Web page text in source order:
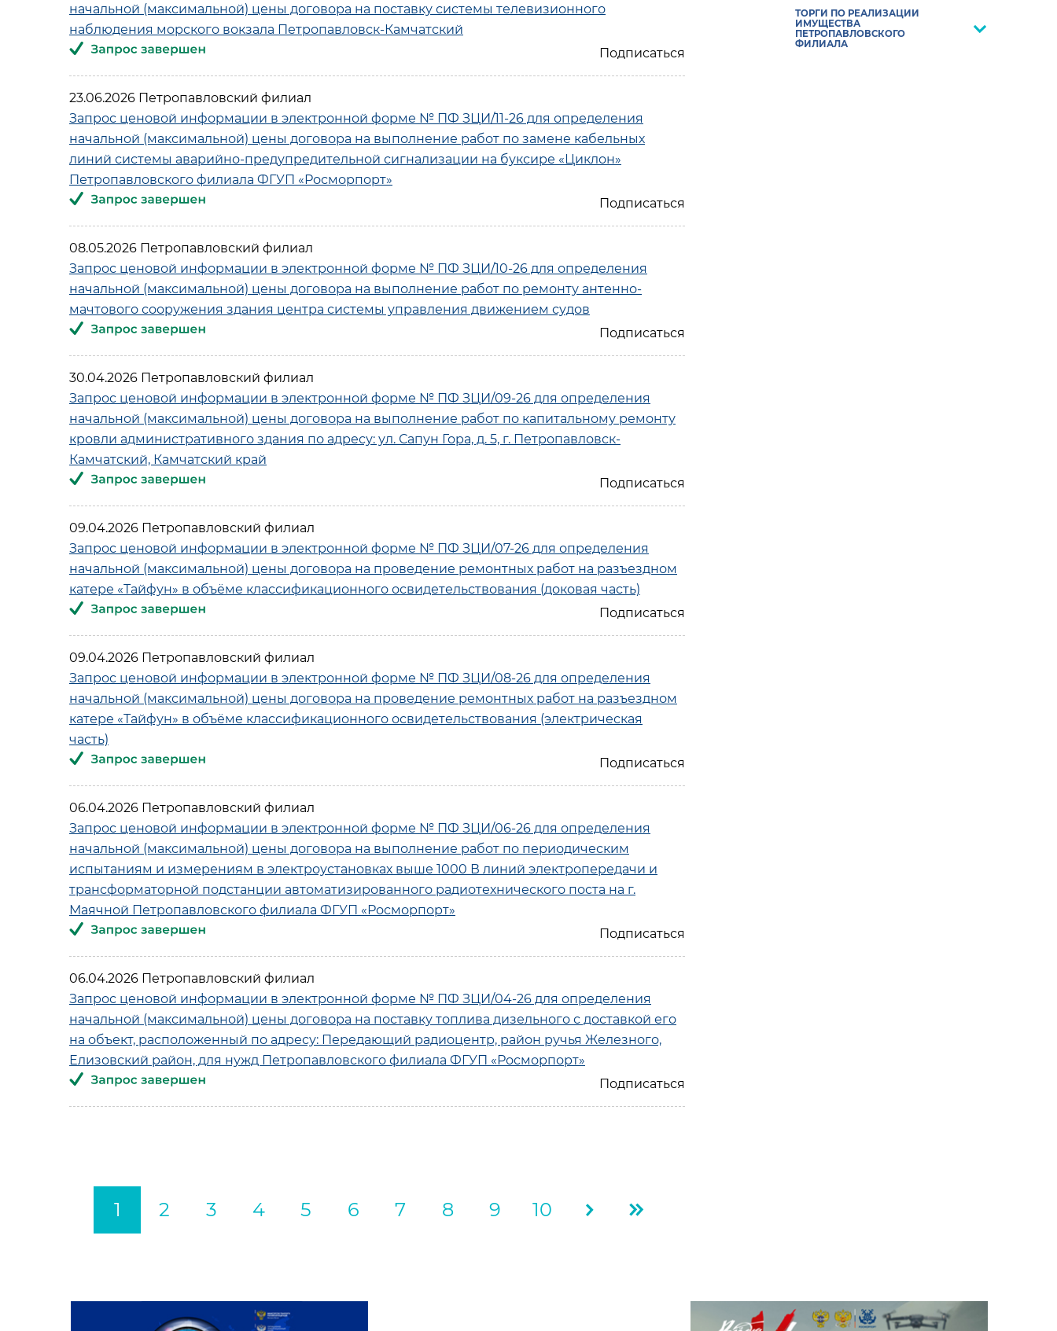
начальной (максимальной) цены договора на поставку системы телевизионного
наблюдения морского вокзала Петропавловск-Камчатский
23.06.2026 Петропавловский филиал
Запрос ценовой информации в электронной форме № ПФ ЗЦИ/11-26 для определения
начальной (максимальной) цены договора на выполнение работ по замене кабельных
линий системы аварийно-предупредительной сигнализации на буксире «Циклон»
Петропавловского филиала ФГУП «Росморпорт»
08.05.2026 Петропавловский филиал
Запрос ценовой информации в электронной форме № ПФ ЗЦИ/10-26 для определения
начальной (максимальной) цены договора на выполнение работ по ремонту антенно-
мачтового сооружения здания центра системы управления движением судов
30.04.2026 Петропавловский филиал
Запрос ценовой информации в электронной форме № ПФ ЗЦИ/09-26 для определения
начальной (максимальной) цены договора на выполнение работ по капитальному ремонту
кровли административного здания по адресу: ул. Сапун Гора, д. 5, г. Петропавловск-
Камчатский, Камчатский край
09.04.2026 Петропавловский филиал
Запрос ценовой информации в электронной форме № ПФ ЗЦИ/07-26 для определения
начальной (максимальной) цены договора на проведение ремонтных работ на разъездном
катере «Тайфун» в объёме классификационного освидетельствования (доковая часть)
09.04.2026 Петропавловский филиал
Запрос ценовой информации в электронной форме № ПФ ЗЦИ/08-26 для определения
начальной (максимальной) цены договора на проведение ремонтных работ на разъездном
катере «Тайфун» в объёме классификационного освидетельствования (электрическая
часть)
06.04.2026 Петропавловский филиал
Запрос ценовой информации в электронной форме № ПФ ЗЦИ/06-26 для определения
начальной (максимальной) цены договора на выполнение работ по периодическим
испытаниям и измерениям в электроустановках выше 1000 В линий электропередачи и
трансформаторной подстанции автоматизированного радиотехнического поста на г.
Маячной Петропавловского филиала ФГУП «Росморпорт»
06.04.2026 Петропавловский филиал
Запрос ценовой информации в электронной форме № ПФ ЗЦИ/04-26 для определения
начальной (максимальной) цены договора на поставку топлива дизельного с доставкой его
на объект, расположенный по адресу: Передающий радиоцентр, район ручья Железного,
Елизовский район, для нужд Петропавловского филиала ФГУП «Росморпорт»
1 2 3 4 5 6 7 8 9 10
ТОРГИ ПО РЕАЛИЗАЦИИ
ИМУЩЕСТВА
ПЕТРОПАВЛОВСКОГО
ФИЛИАЛА